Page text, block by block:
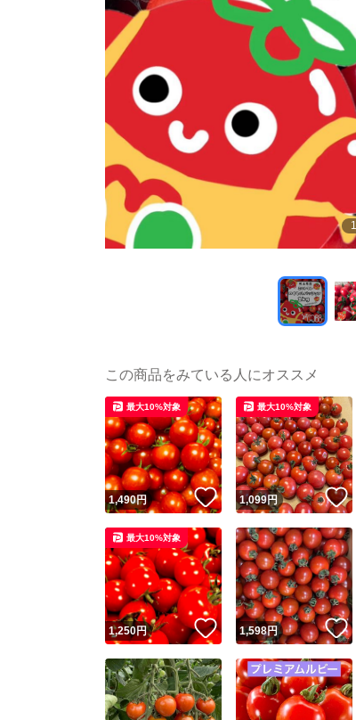
1
この商品をみている人にオススメ
1,490円 いいね！
最大10%対象
1,099円
最大10%対象
1,250円 いいね！
最大10%対象
1,598円